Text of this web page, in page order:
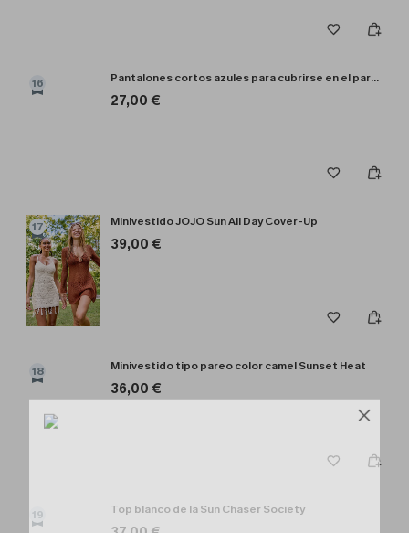
16 Pantalones cortos azules para cubrirse en el paraíso
27,00 €
17 Minivestido JOJO Sun All Day Cover-Up
39,00 €
18 Minivestido tipo pareo color camel Sunset Heat
36,00 €
19 Top blanco de la Sun Chaser Society